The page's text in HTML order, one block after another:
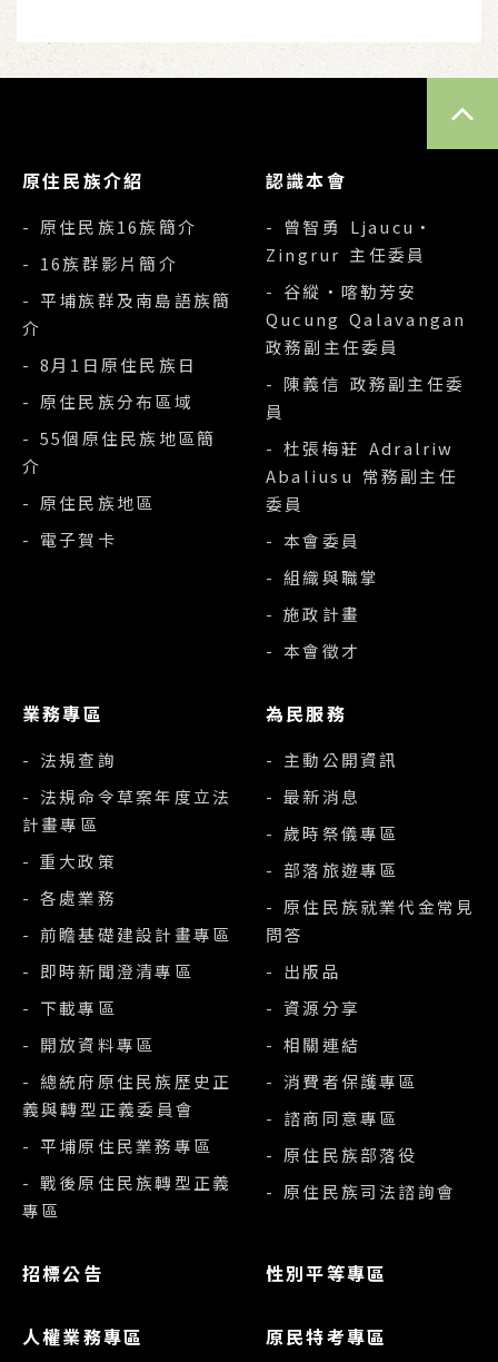
原住民族介紹
- 原住民族16族簡介
- 16族群影片簡介
- 平埔族群及南島語族簡
介
- 8月1日原住民族日
- 原住民族分布區域
- 55個原住民族地區簡
介
- 原住民族地區
- 電子賀卡
認識本會
- 曾智勇 Ljaucu‧
Zingrur 主任委員
- 谷縱‧喀勒芳安
Qucung Qalavangan
政務副主任委員
- 陳義信 政務副主任委
員
- 杜張梅莊 Adralriw
Abaliusu 常務副主任
委員
- 本會委員
- 組織與職掌
- 施政計畫
- 本會徵才
業務專區
- 法規查詢
- 法規命令草案年度立法
計畫專區
- 重大政策
- 各處業務
- 前瞻基礎建設計畫專區
- 即時新聞澄清專區
- 下載專區
- 開放資料專區
- 總統府原住民族歷史正
義與轉型正義委員會
- 平埔原住民業務專區
- 戰後原住民族轉型正義
專區
為民服務
- 主動公開資訊
- 最新消息
- 歲時祭儀專區
- 部落旅遊專區
- 原住民族就業代金常見
問答
- 出版品
- 資源分享
- 相關連結
- 消費者保護專區
- 諮商同意專區
- 原住民族部落役
- 原住民族司法諮詢會
招標公告 性別平等專區
人權業務專區 原民特考專區